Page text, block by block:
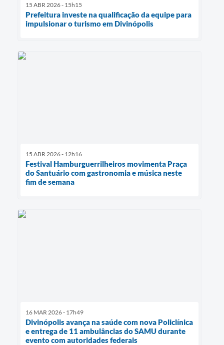
15 ABR 2026 - 15h15
Prefeitura investe na qualificação da equipe para
impulsionar o turismo em Divinópolis
15 ABR 2026 - 12h16
Festival Hamburguerrilheiros movimenta Praça
do Santuário com gastronomia e música neste
fim de semana
16 MAR 2026 - 17h49
Divinópolis avança na saúde com nova Policlínica
e entrega de 11 ambulâncias do SAMU durante
evento com autoridades federais